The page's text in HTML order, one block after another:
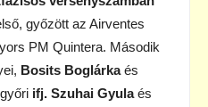
győzött az Airventes
PM Quintera. Második
Bosits Boglárkaés
ifj. Szuhai Gyulaés